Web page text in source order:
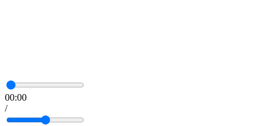
00:00
/